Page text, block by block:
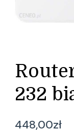
232
448,00zł